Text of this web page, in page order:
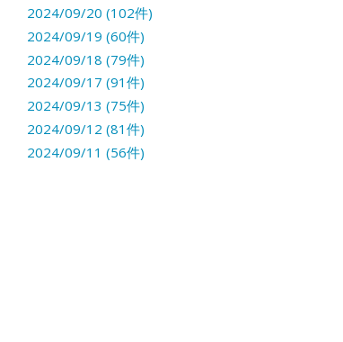
2024/09/20 (102件)
2024/09/19 (60件)
2024/09/18 (79件)
2024/09/17 (91件)
2024/09/13 (75件)
2024/09/12 (81件)
2024/09/11 (56件)